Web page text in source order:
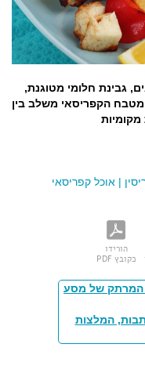
גבינת חלומי מטוגנת,
הקפריסאי משלב בין
מקומיות
| אוכל קפריסאי
הורידו
כקובץ PDF
המרתק של מסע
המלצות